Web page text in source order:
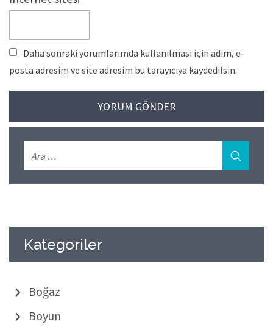
Daha sonraki yorumlarımda kullanılması için adım, e-
posta adresim ve site adresim bu tarayıcıya kaydedilsin.
Kategoriler
Boğaz
Boyun